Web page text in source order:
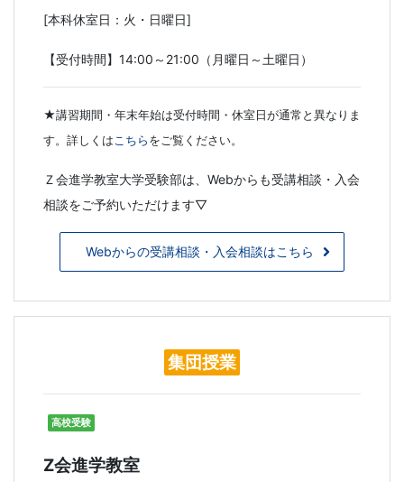
[本科休室日：火・日曜日]
【受付時間】14:00～21:00（月曜日～土曜日）
★講習期間・年末年始は受付時間・休室日が通常と異なりま
す。詳しくは こちらをご覧ください。
Ｚ会進学教室大学受験部は、Webからも受講相談・入会
相談をご予約いただけます▽
Webからの受講相談・入会相談はこちら
集団授業
高校受験
Z会進学教室